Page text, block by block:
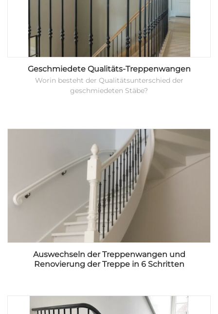
Geschmiedete Qualitäts-Treppenwangen
Worin besteht der Qualitätsunterschied der
geschmiedeten Stäbe?
Auswechseln der Treppenwangen und
Renovierung der Treppe in 6 Schritten